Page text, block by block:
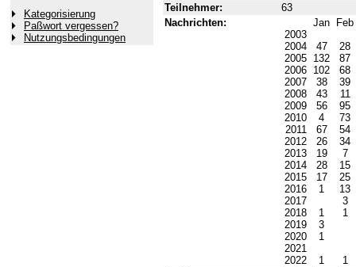
Kategorisierung
Paßwort vergessen?
Nutzungsbedingungen
Teilnehmer:
63
Nachrichten:
Jan Feb
2003
2004
47
28
2005 132
87
2006 102
68
2007
38
39
2008
43
11
2009
56
95
2010
4
73
2011
67
54
2012
26
34
2013
19
7
2014
28
15
2015
17
25
2016
1
13
2017
3
2018
1
1
2019
3
2020
1
2021
2022
1
1